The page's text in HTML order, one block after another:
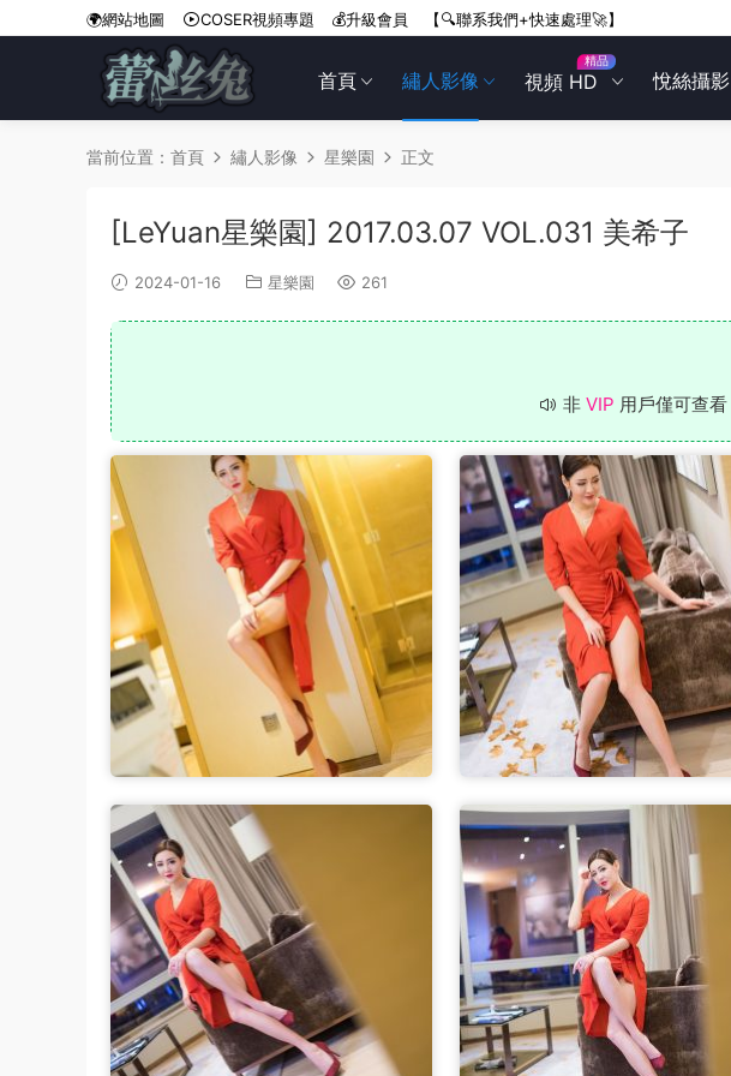
首頁 繡人影像 視頻 HD
精品
悅絲攝影
🌍網站地圖 COSER視頻專題 💰升級會員 【🔍聯系我們+快速處理🚀】
當前位置： 首頁 繡人影像 星樂園 正文
[LeYuan星樂園] 2017.03.07 VOL.031 美希子
2024-01-16 星樂園 261
非 VIP 用戶僅可查看